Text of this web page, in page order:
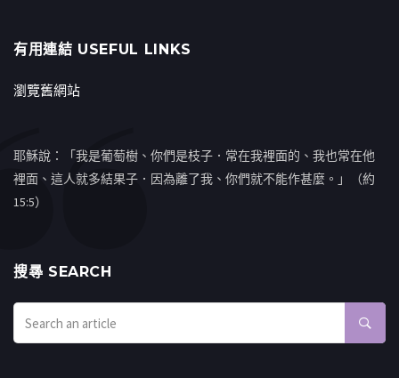
有用連結 USEFUL LINKS
瀏覽舊網站
耶穌說：「我是葡萄樹、你們是枝子．常在我裡面的、我也常在他
裡面、這人就多結果子．因為離了我、你們就不能作甚麼。」（約
15:5）
搜㝷 SEARCH